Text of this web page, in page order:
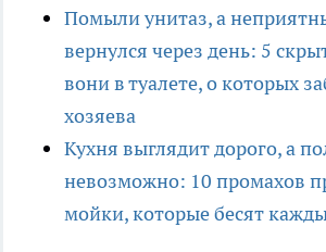
Помыли унитаз, а
вернулся через день: 5
вони в туалете, о которых
хозяева
Кухня выглядит дорого, а
невозможно: 10 промахов
мойки, которые бесят